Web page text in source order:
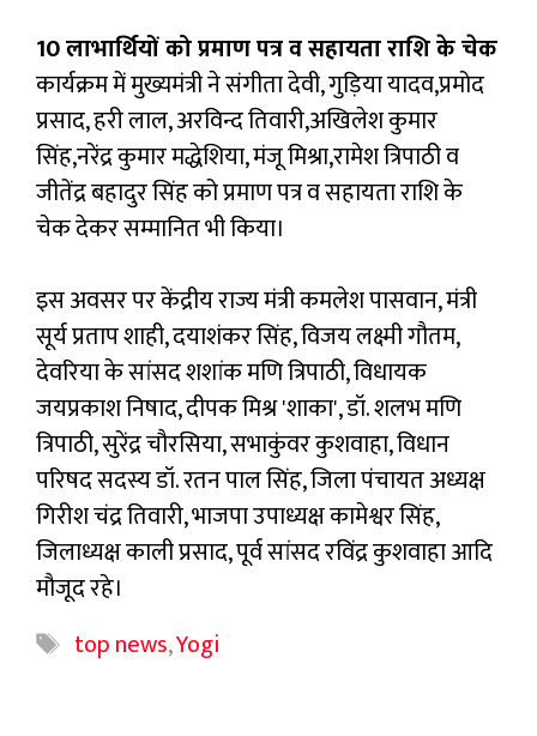
10 लाभार्थियों को प्रमाण पत्र व सहायता राशि के चेक
कार्यक्रम में मुख्यमंत्री ने संगीता देवी, गुड़िया यादव,प्रमोद
प्रसाद, हरी लाल, अरविन्द तिवारी,अखिलेश कुमार
सिंह,नरेंद्र कुमार मद्धेशिया, मंजू मिश्रा,रामेश त्रिपाठी व
जीतेंद्र बहादुर सिंह को प्रमाण पत्र व सहायता राशि के
चेक देकर सम्मानित भी किया।
इस अवसर पर केंद्रीय राज्य मंत्री कमलेश पासवान, मंत्री
सूर्य प्रताप शाही, दयाशंकर सिंह, विजय लक्ष्मी गौतम,
देवरिया के सांसद शशांक मणि त्रिपाठी, विधायक
जयप्रकाश निषाद, दीपक मिश्र 'शाका', डॉ. शलभ मणि
त्रिपाठी, सुरेंद्र चौरसिया, सभाकुंवर कुशवाहा, विधान
परिषद सदस्य डॉ. रतन पाल सिंह, जिला पंचायत अध्यक्ष
गिरीश चंद्र तिवारी, भाजपा उपाध्यक्ष कामेश्वर सिंह,
जिलाध्यक्ष काली प्रसाद, पूर्व सांसद रविंद्र कुशवाहा आदि
मौजूद रहे।
Tags
top news,Yogi